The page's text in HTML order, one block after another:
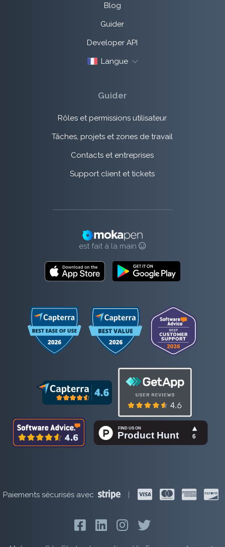
Blog
Guider
Developer API
Langue
Guider
Rôles et permissions utilisateur
Tâches, projets et zones de travail
Contacts et entreprises
Support client et tickets
est fait à la main
Paiements sécurisés avec |